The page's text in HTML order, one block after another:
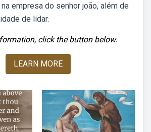
empresa do senhor joão, além de
de lidar.
click the button below.
LEARN MORE